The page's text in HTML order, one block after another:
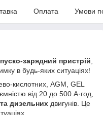
Оплата Умови
зарядний пристрій
в будь-яких ситуаціях!
кислотних, AGM, GEL
від 20 до 500 А·год,
дизельних двигунів. Це